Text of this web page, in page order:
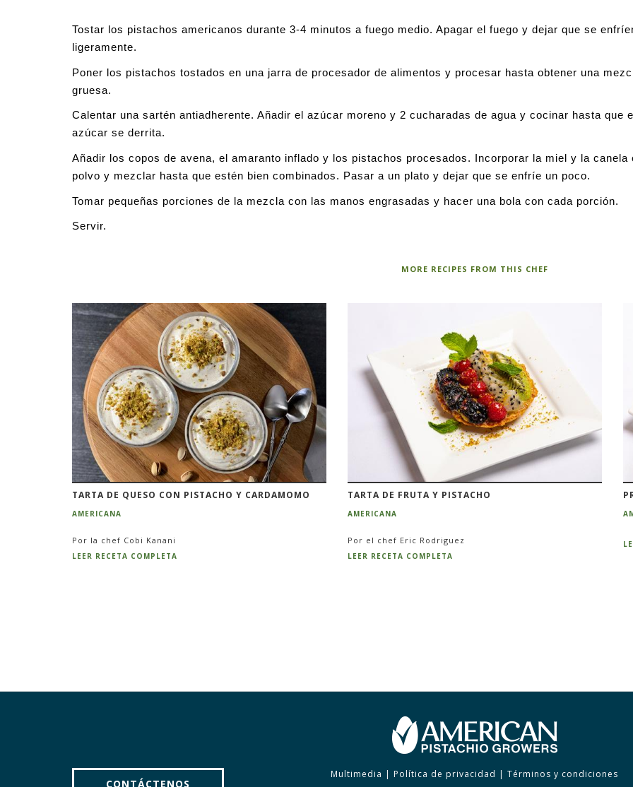
Tostar los pistachos americanos durante 3-4 minutos a fuego medio. Apagar el fuego y dejar que se
ligeramente.
Poner los pistachos tostados en una jarra de procesador de alimentos y procesar hasta obtener una
gruesa.
Calentar una sartén antiadherente. Añadir el azúcar moreno y 2 cucharadas de agua y cocinar hasta que
azúcar se derrita.
Añadir los copos de avena, el amaranto inflado y los pistachos procesados. Incorporar la miel y la canela
polvo y mezclar hasta que estén bien combinados. Pasar a un plato y dejar que se enfríe un poco.
Tomar pequeñas porciones de la mezcla con las manos engrasadas y hacer una bola con cada porción.
Servir.
MORE RECIPES FROM THIS CHEF
TARTA DE QUESO CON PISTACHO Y CARDAMOMO
AMERICANA
Por la chef Cobi Kanani
LEER RECETA COMPLETA
TARTA DE FRUTA Y PISTACHO
AMERICANA
Por el chef Eric Rodriguez
LEER RECETA COMPLETA
CONTÁCTENOS
Multimedia |Política de privacidad |Términos y condiciones